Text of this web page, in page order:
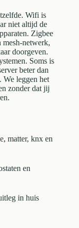
Wifi is
niet altijd de
Zigbee
mesh-netwerk,
doorgeven.
Soms is
beter dan
We leggen het
zonder dat jij
matter, knx en
en
in huis